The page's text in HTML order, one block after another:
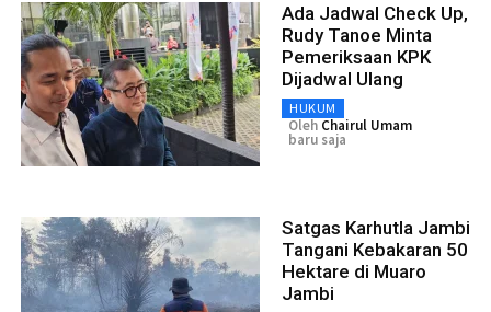
Ada Jadwal Check Up,
Rudy Tanoe Minta
Pemeriksaan KPK
Dijadwal Ulang
HUKUM
Oleh Chairul Umam
baru saja
Satgas Karhutla Jambi
Tangani Kebakaran 50
Hektare di Muaro
Jambi